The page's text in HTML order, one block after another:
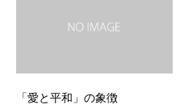
「愛と平和」の象徴